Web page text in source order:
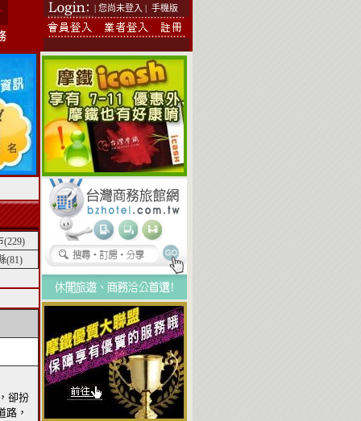
| 您尚未登入 | 手機版
(229)
(81)
卻扮
路，